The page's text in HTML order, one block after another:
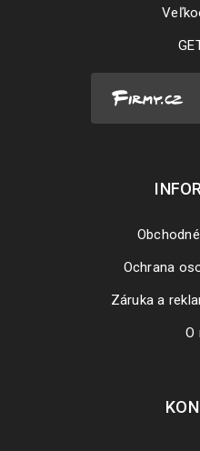
Ochrana
Záruka a
O